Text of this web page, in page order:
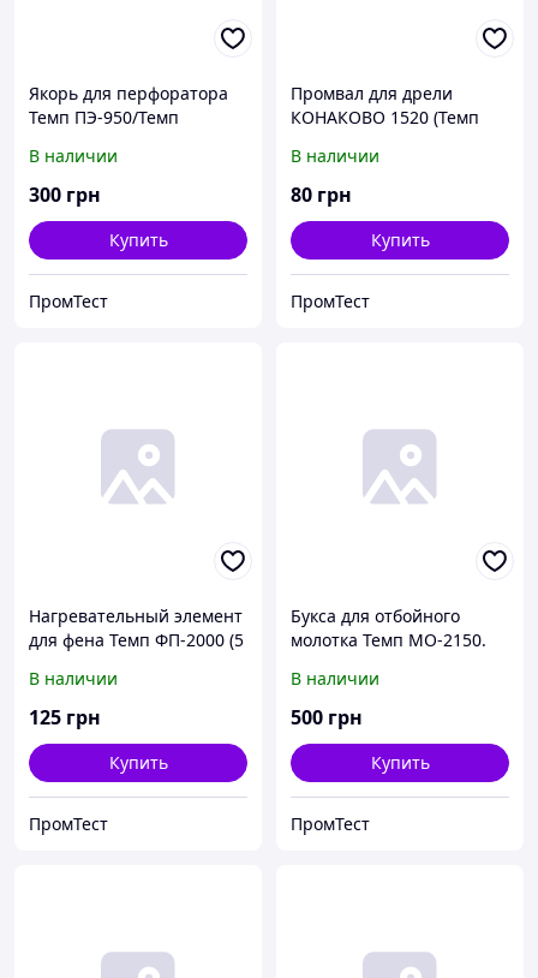
Якорь для перфоратора
Темп ПЭ-950/Темп
В наличии
300 грн
Купить
ПромТест
Промвал для дрели
КОНАКОВО 1520 (Темп
В наличии
80 грн
Купить
ПромТест
Нагревательный элемент
для фена Темп ФП-2000 (5
В наличии
125 грн
Купить
ПромТест
Букса для отбойного
молотка Темп МО-2150.
В наличии
500 грн
Купить
ПромТест